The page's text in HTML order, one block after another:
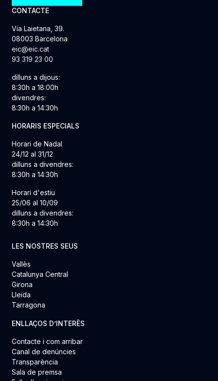
CONTACTE
Via Laietana, 39.
08003 Barcelona
eic@eic.cat
93 319 23 00
dilluns a dijous:
8:30h a 18:00h
divendres:
8:30h a 14:30h
HORARIS ESPECIALS
Horari de Nadal
24/12 al 31/12
dilluns a divendres:
8:30h a 14:30h
Horari d'estiu
25/06 al 10/09
dilluns a divendres:
8:30h a 14:30h
LES NOSTRES SEUS
Vallès
Catalunya Central
Girona
Lleida
Tarragona
ENLLAÇOS D’INTERÈS
Contacte i com arribar
Canal de denúncies
Transparència
Sala de premsa